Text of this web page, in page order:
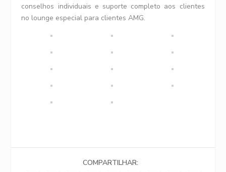
conselhos individuais e suporte completo aos clientes
no lounge especial para clientes AMG.
COMPARTILHAR: